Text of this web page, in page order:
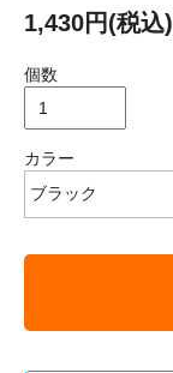
1,430円(税込)
個数
カラー